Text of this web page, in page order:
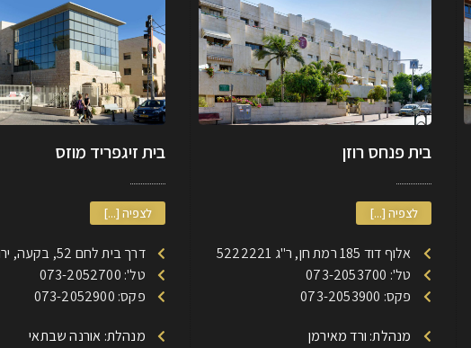
בית פנחס רוזן
לצפיה [...]
אלוף דוד 185 רמת חן, ר"ג 5222221
טל': 073-2053700
פקס: 073-2053900
מנהלת: ורד מאירמן
בית זיגפריד מוזס
לצפיה [...]
דרך בית לחם 52, בקעה, ירושלים
טל': 073-2052700
פקס: 073-2052900
מנהלת: אורנה שבתאי